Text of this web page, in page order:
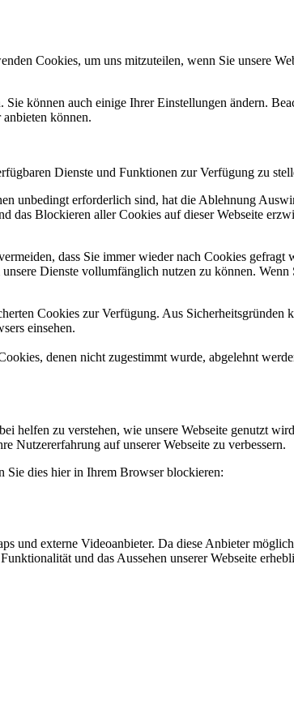
Cookies, um uns mitzuteilen, wenn Sie unsere
können auch einige Ihrer Einstellungen ändern.
können.
Dienste und Funktionen zur Verfügung zu
unbedingt erforderlich sind, hat die Ablehnung
das Blockieren aller Cookies auf dieser Webseite
dass Sie immer wieder nach Cookies
Dienste vollumfänglich nutzen zu können.
Cookies zur Verfügung. Aus
einsehen.
denen nicht zugestimmt wurde, abgelehnt
helfen zu verstehen, wie unsere Webseite genutzt
Nutzererfahrung auf unserer Webseite zu verbessern.
Sie dies hier in Ihrem Browser blockieren:
und externe Videoanbieter. Da diese Anbieter
und das Aussehen unserer Webseite